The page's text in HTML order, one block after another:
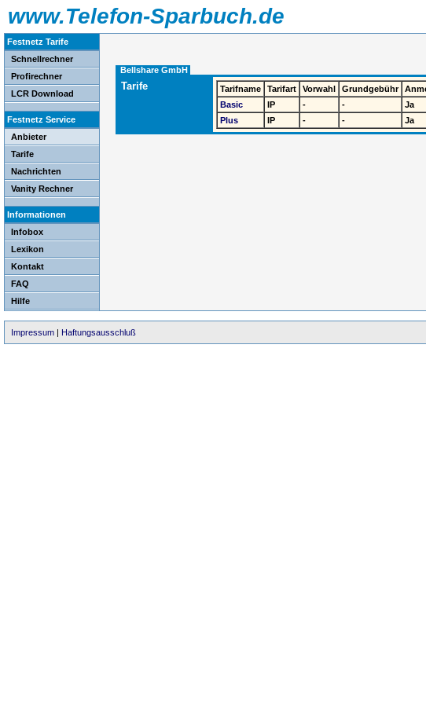
www.Telefon-Sparbuch.de
Festnetz Tarife
Schnellrechner
Profirechner
LCR Download
Festnetz Service
Anbieter
Tarife
Nachrichten
Vanity Rechner
Informationen
Infobox
Lexikon
Kontakt
FAQ
Hilfe
Bellshare GmbH
Tarife Tarifname Tarifart Vorwahl Grundgebühr
Basic
IP - -
Ja
Plus
IP - - Ja
Impressum | Haftungsausschluß